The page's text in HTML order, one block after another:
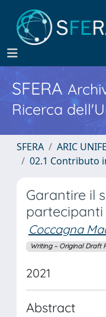
SFERA
Ricerca
SFERA ARIC UNIFE
02.1 Contributo
Garantire il
partecipanti
Coccagna
Writing – Original Draft
2021
Abstract